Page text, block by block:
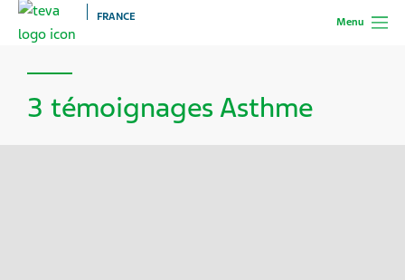
Menu
FRANCE
3 témoignages Asthme